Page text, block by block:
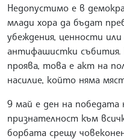
Недопустимо е в
млади хора да бъдат
убеждения, ценности
антифашистки събития.
проява, това е акт на
насилие, който няма
9 май е ден на
признателност към
борбата срещу